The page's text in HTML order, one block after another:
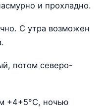
и прохладно.
С утра возможен
потом северо-
+4+5°С, ночью